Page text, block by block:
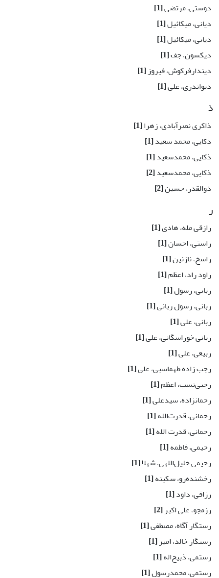
دوستی، مرتضی[1]
دیانی، میکائیل[1]
دیانی، میکائیل[1]
دیکسون، جف[1]
دیندارفرکوش، فیروز[1]
دیواندری، علی[1]
ذ
ذاکری نصرآبادی، زهرا[1]
ذکایی، محمد سعید[1]
ذکایی، محمدسعید[1]
ذکایی، محمدسعید[2]
ذوالقدر، حسین[2]
ر
رازقی مله، هادی[1]
راستی، احسان[1]
راسخ، نازنین[1]
راود راد، اعظم[1]
ربانی، رسول[1]
ربانی، رسول ربانی[1]
ربانی، علی[1]
ربانی خوراسگانی، علی[1]
ربیعی، علی[1]
رجب زاده طهماسبی، علی[1]
رجبی‌نسب، اعظم[1]
رحمانزاده، سید‌علی[1]
رحمانی، قدرت‌الله[1]
رحمانی، قدرت الله[1]
رحیمی، فاطمه[1]
رحیمی خلیل‌اللهی، شهلا[1]
رخشنده‌رو، سکینه[1]
رزاقی، داود[1]
رزمجو، علی اکبر[2]
رستگار آگاه، مصطفی[1]
رستگار خالد، امیر[1]
رستمی، ذبیح‌اله[1]
رستمی، محمدرسول[1]